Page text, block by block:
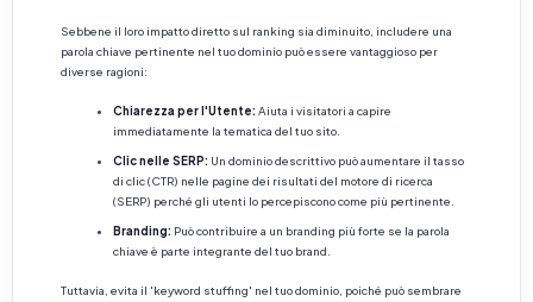
Sebbene il loro impatto diretto sul ranking sia diminuito, includere una
parola chiave pertinente nel tuo dominio può essere vantaggioso per
diverse ragioni:
Chiarezza per l'Utente: Aiuta i visitatori a capire
immediatamente la tematica del tuo sito.
Clic nelle SERP: Un dominio descrittivo può aumentare il tasso
di clic (CTR) nelle pagine dei risultati del motore di ricerca
(SERP) perché gli utenti lo percepiscono come più pertinente.
Branding: Può contribuire a un branding più forte se la parola
chiave è parte integrante del tuo brand.
Tuttavia, evita il 'keyword stuffing' nel tuo dominio, poiché può sembrare